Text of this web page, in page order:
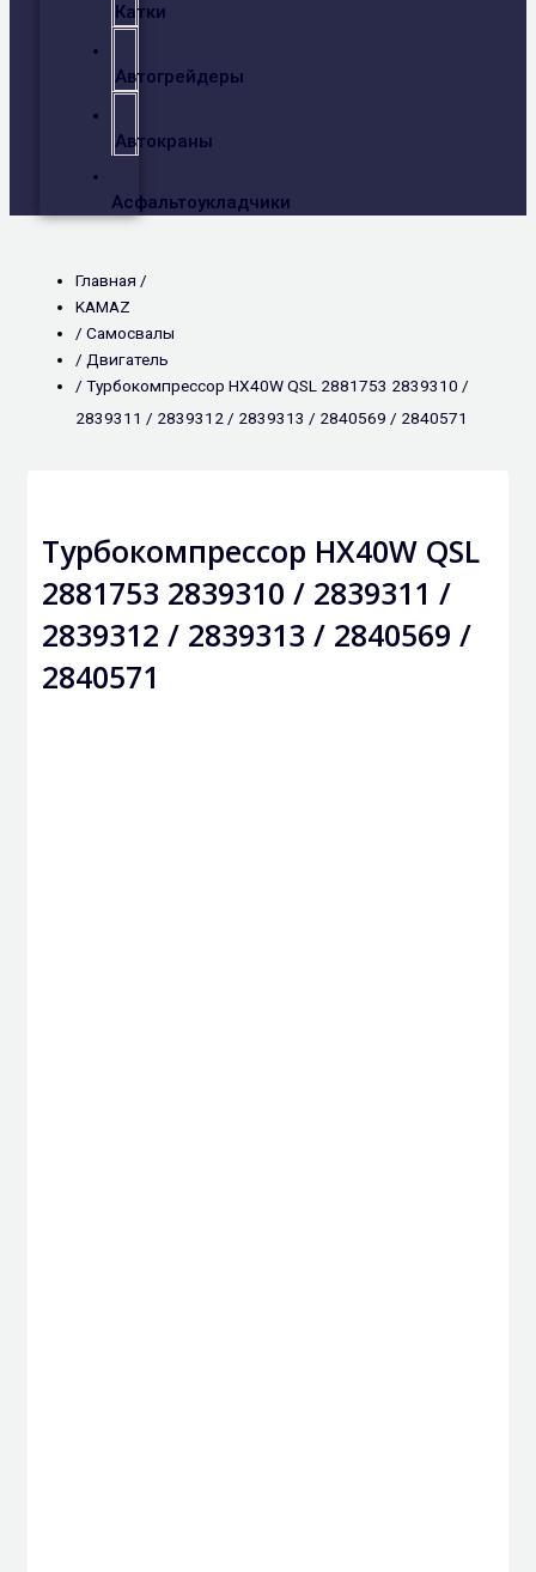
Катки
Автогрейдеры
Автокраны
Асфальтоукладчики
Главная /
KAMAZ
/ Самосвалы
/ Двигатель
/ Турбокомпрессор HX40W QSL 2881753 2839310 /
2839311 / 2839312 / 2839313 / 2840569 / 2840571
Турбокомпрессор HX40W QSL
2881753 2839310 / 2839311 /
2839312 / 2839313 / 2840569 /
2840571